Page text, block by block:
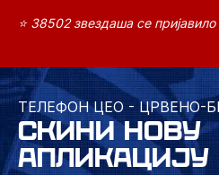
⭐ 38502 звездаша се
ТЕЛЕФОН ЦЕО - ЦРВЕНО-
СКИНИ НОВУ
АПЛИКАЦИЈУ